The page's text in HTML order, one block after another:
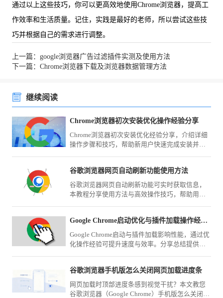
通过以上这些技巧，你可以更高效地使用Chrome浏览器，提高工
作效率和生活质量。记住，实践是最好的老师，所以尝试这些技
巧并根据自己的需求进行调整。
上一篇：google浏览器广告过滤插件实测及使用方法
下一篇：Chrome浏览器下载及浏览器数据管理方法
继续阅读
Chrome浏览器初次安装优化操作经验分享
Chrome浏览器初次安装优化经验分享，介绍详细
操作步骤和技巧，帮助新用户快速完成安装并优
谷歌浏览器网页自动刷新功能使用方法
谷歌浏览器网页自动刷新功能可实时获取信息，
本教程分享使用方法与高效操作技巧，帮助用户
Google Chrome启动优化与插件加载操作经验分享
Google Chrome启动与插件加载影响性能，通过优
化操作经验可提升速度与效率。分享总结提供实
谷歌浏览器手机版怎么关闭网页加载进度条
网页加载时顶部进度条感到视觉干扰？本文教您
谷歌浏览器（Google Chrome）手机版怎么关闭网